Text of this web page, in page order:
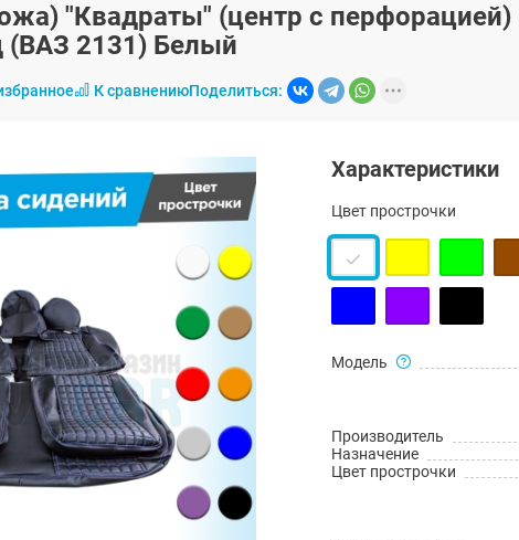
"Квадраты" (центр с
(ВАЗ 2131) Белый
К сравнениюПоделиться:
Характеристики
Цвет прострочки
Модель
Производитель
Назначение
Цвет прострочки